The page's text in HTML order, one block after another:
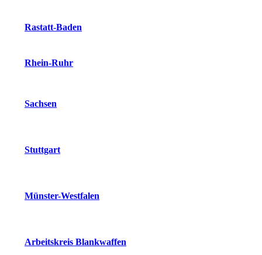
Rastatt-Baden
Rhein-Ruhr
Sachsen
Stuttgart
Münster-Westfalen
Arbeitskreis Blankwaffen